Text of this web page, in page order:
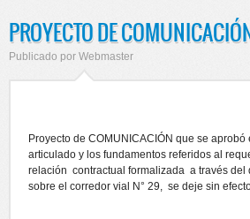
PROYECTO DE
Publicado por Webmaster
Proyecto de COMUNICACIÓN que se
articulado y los fundamentos referidos al
relación contractual formalizada a través del
sobre el corredor vial N° 29, se deje sin